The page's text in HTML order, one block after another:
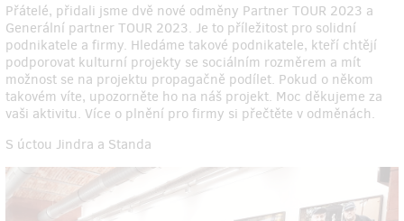
Přátelé, přidali jsme dvě nové odměny Partner TOUR 2023 a
Generální partner TOUR 2023. Je to příležitost pro solidní
podnikatele a firmy. Hledáme takové podnikatele, kteří chtějí
podporovat kulturní projekty se sociálním rozměrem a mít
možnost se na projektu propagačně podílet. Pokud o někom
takovém víte, upozorněte ho na náš projekt. Moc děkujeme za
vaši aktivitu. Více o plnění pro firmy si přečtěte v odměnách.
S úctou Jindra a Standa